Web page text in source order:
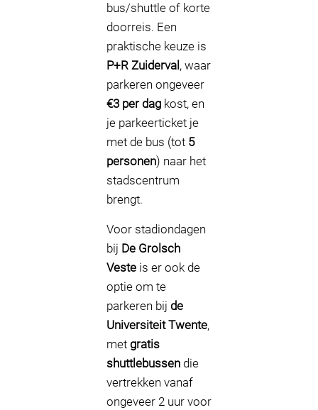
bus/shuttle of korte
doorreis. Een
praktische keuze is
P+R Zuiderval , waar
parkeren ongeveer
€3 per dag kost, en
je parkeerticket je
met de bus (tot 5
personen) naar het
stadscentrum
brengt.
Voor stadiondagen
bij De Grolsch
Veste is er ook de
optie om te
parkeren bij de
Universiteit Twente,
met gratis
shuttlebussen die
vertrekken vanaf
ongeveer 2 uur voor